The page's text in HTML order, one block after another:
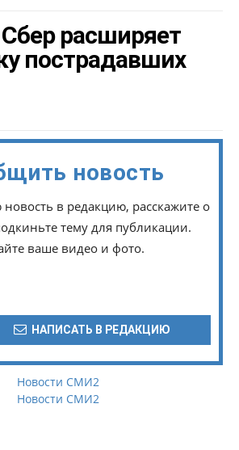
расширяет
пострадавших
новость
в редакцию, расскажите о
тему для публикации.
ваше видео и фото.
НАПИСАТЬ В РЕДАКЦИЮ
Новости СМИ2
Новости СМИ2